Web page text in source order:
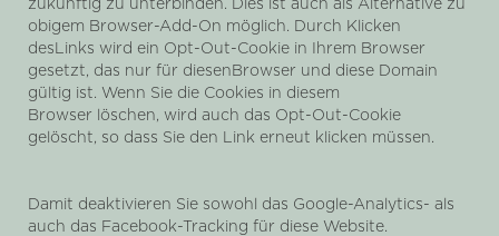
zukünftig zu unterbinden. Dies ist auch als Alternative zu
obigem Browser-Add-On möglich. Durch Klicken
desLinks wird ein Opt-Out-Cookie in Ihrem Browser
gesetzt, das nur für diesenBrowser und diese Domain
gültig ist. Wenn Sie die Cookies in diesem
Browser löschen, wird auch das Opt-Out-Cookie
gelöscht, so dass Sie den Link erneut klicken müssen.
Damit deaktivieren Sie sowohl das Google-Analytics- als
auch das Facebook-Tracking für diese Website.